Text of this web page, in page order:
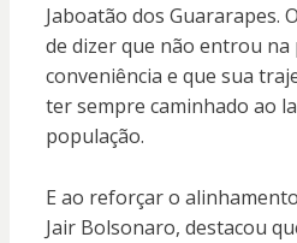
Jaboatão dos Guararapes.
de dizer que não entrou
conveniência e que sua
ter sempre caminhado ao
população.
E ao reforçar o
Jair Bolsonaro, destacou